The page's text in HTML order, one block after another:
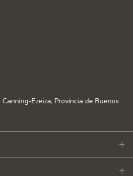
Ezeiza, Provincia de Buenos